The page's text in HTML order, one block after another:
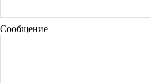
Сообщение